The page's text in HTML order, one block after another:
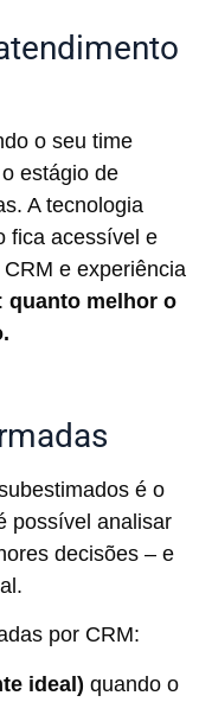
o seu time
estágio de
A tecnologia
fica acessível e
e experiência
quanto melhor o
é o
possível analisar
decisões – e
por CRM:
ideal) quando o